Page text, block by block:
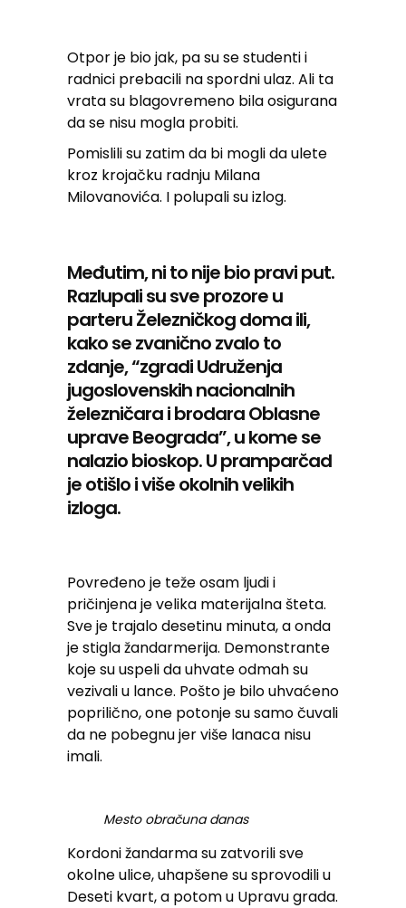
Otpor je bio jak, pa su se studenti i
radnici prebacili na spordni ulaz. Ali ta
vrata su blagovremeno bila osigurana
da se nisu mogla probiti.
Pomislili su zatim da bi mogli da ulete
kroz krojačku radnju Milana
Milovanovića. I polupali su izlog.
Međutim, ni to nije bio pravi put.
Razlupali su sve prozore u
parteru Železničkog doma ili,
kako se zvanično zvalo to
zdanje, “zgradi Udruženja
jugoslovenskih nacionalnih
železničara i brodara Oblasne
uprave Beograda”, u kome se
nalazio bioskop. U pramparčad
je otišlo i više okolnih velikih
izloga.
Povređeno je teže osam ljudi i
pričinjena je velika materijalna šteta.
Sve je trajalo desetinu minuta, a onda
je stigla žandarmerija. Demonstrante
koje su uspeli da uhvate odmah su
vezivali u lance. Pošto je bilo uhvaćeno
poprilično, one potonje su samo čuvali
da ne pobegnu jer više lanaca nisu
imali.
Mesto obračuna danas
Kordoni žandarma su zatvorili sve
okolne ulice, uhapšene su sprovodili u
Deseti kvart, a potom u Upravu grada.